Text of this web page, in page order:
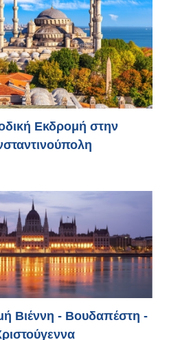
Εκδρομή στην
Βιέννη - Βουδαπέστη -